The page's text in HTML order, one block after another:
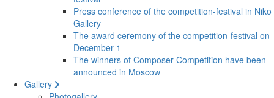
Press conference of the competition-festival in Niko
Gallery
The award ceremony of the competition-festival on
December 1
The winners of Composer Competition have been
announced in Moscow
Gallery